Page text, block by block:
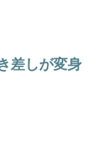
差しが変身